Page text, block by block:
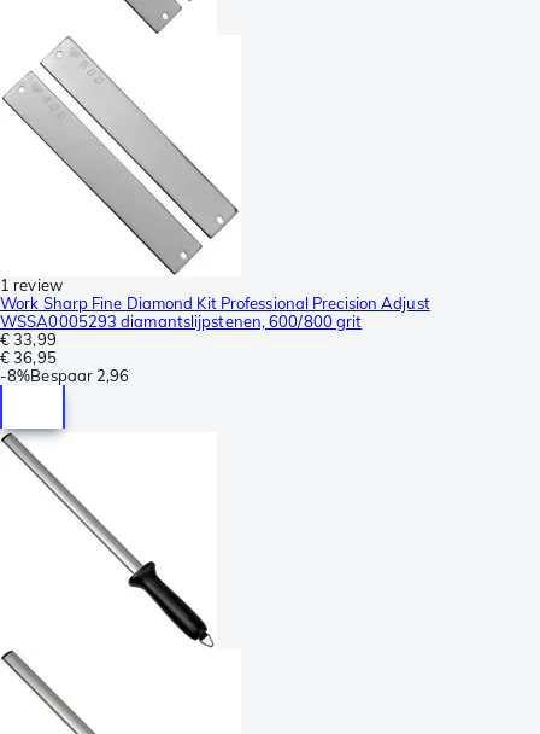
1 review
Work Sharp Fine Diamond Kit Professional Precision Adjust
WSSA0005293 diamantslijpstenen, 600/800 grit
€ 33,99
€ 36,95
-8%Bespaar 2,96